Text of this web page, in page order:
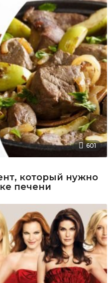
601
который нужно
печени